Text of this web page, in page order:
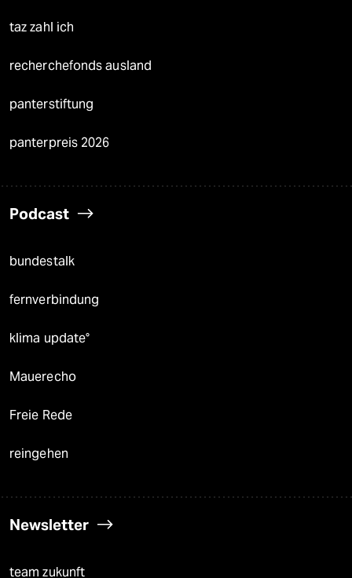
taz zahl ich
recherchefonds ausland
panterstiftung
panterpreis 2026
Podcast
bundestalk
fernverbindung
klima update°
Mauerecho
Freie Rede
reingehen
Newsletter
team zukunft